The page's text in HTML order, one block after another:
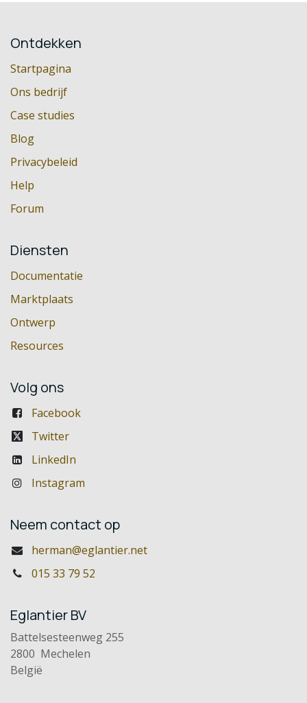
Ontdekken
Startpagina
Ons bedrijf
Case studies
Blog
Privacybeleid
Help
Forum
Diensten
Documentatie
Marktplaats
Ontwerp
Resources
Volg ons
Facebook
Twitter
LinkedIn
Instagram
Neem contact op
herman@eglantier.net
015 33 79 52
Eglantier BV
Battelsesteenweg 255
2800 Mechelen
België